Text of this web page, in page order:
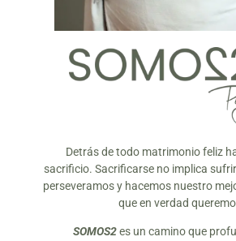
Detrás de todo matrimonio feliz
sacrificio. Sacrificarse no implica
perseveramos y hacemos nuestro
que en verdad
SOMOS2es un camino que